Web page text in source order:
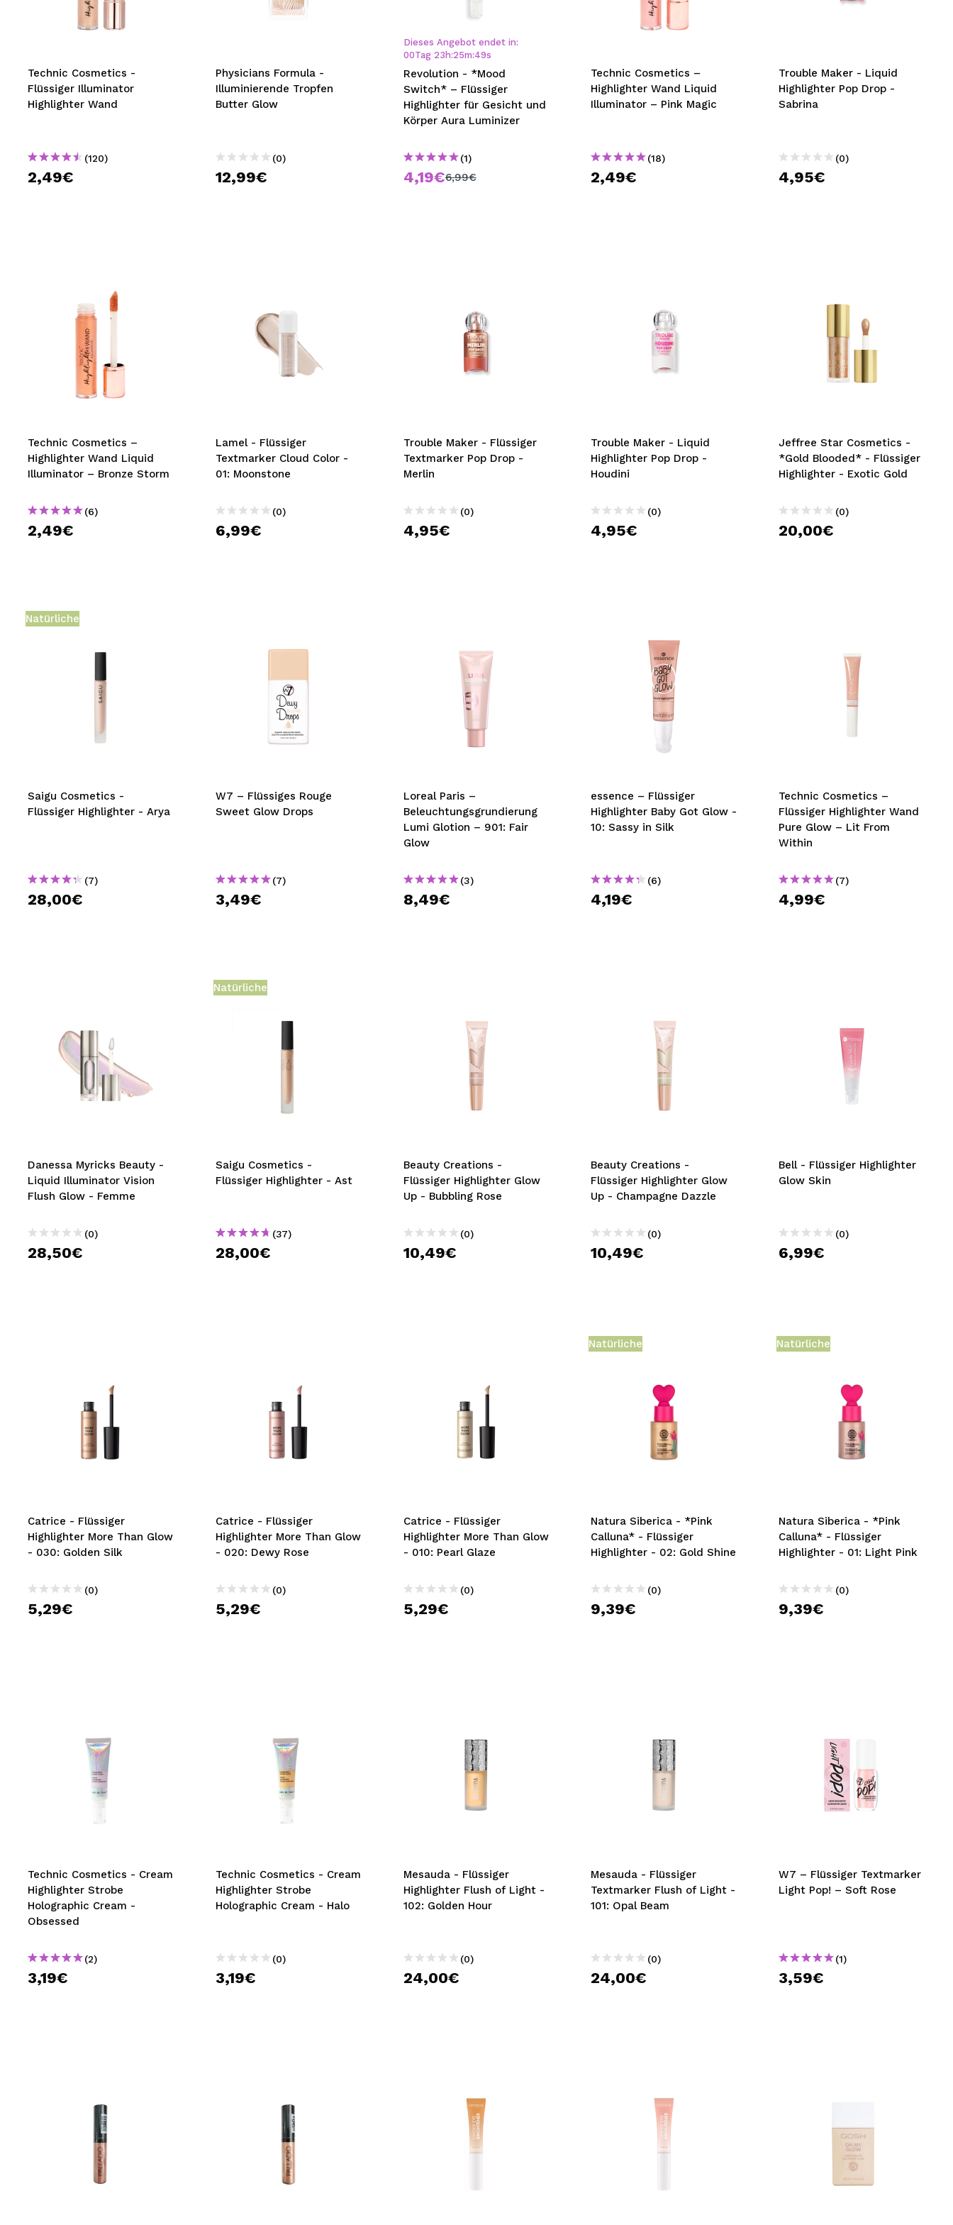
MAQUIFARMA
TRAVEL SIZE
NATURE
SPECIALS
OUTLET
bisherigen Vorgänge einsehen.
BENUTZERKONTO ERSTELLEN
Technic Cosmetics -
Flüssiger Illuminator
Highlighter Wand
(120)
2,49€
Physicians Formula -
Illuminierende Tropfen
Butter Glow
(0)
12,99€
Dieses Angebot endet in:
00Tag 23 h:25m:48s
Revolution - *Mood
Switch* – Flüssiger
Highlighter für Gesicht und
Körper Aura Luminizer
(1)
4,19€6,99€
Technic Cosmetics –
Highlighter Wand Liquid
Illuminator – Pink Magic
(18)
2,49€
Trouble Maker - Liquid
Highlighter Pop Drop -
Sabrina
(0)
4,95€
Technic Cosmetics –
Highlighter Wand Liquid
Illuminator – Bronze Storm
(6)
2,49€
Lamel - Flüssiger
Textmarker Cloud Color -
01: Moonstone
(0)
6,99€
Trouble Maker - Flüssiger
Textmarker Pop Drop -
Merlin
(0)
4,95€
Trouble Maker - Liquid
Highlighter Pop Drop -
Houdini
(0)
4,95€
Jeffree Star Cosmetics -
*Gold Blooded* - Flüssiger
Highlighter - Exotic Gold
(0)
20,00€
Natürliche
Saigu Cosmetics -
Flüssiger Highlighter - Arya
(7)
28,00€
W7 – Flüssiges Rouge
Sweet Glow Drops
(7)
3,49€
Loreal Paris –
Beleuchtungsgrundierung
Lumi Glotion – 901: Fair
Glow
(3)
8,49€
essence – Flüssiger
Highlighter Baby Got Glow -
10: Sassy in Silk
(6)
4,19€
Technic Cosmetics –
Flüssiger Highlighter Wand
Pure Glow – Lit From
Within
(7)
4,99€
Danessa Myricks Beauty -
Liquid Illuminator Vision
Flush Glow - Femme
(0)
28,50€
Natürliche
Saigu Cosmetics -
Flüssiger Highlighter - Ast
(37)
28,00€
Beauty Creations -
Flüssiger Highlighter Glow
Up - Bubbling Rose
(0)
10,49€
Beauty Creations -
Flüssiger Highlighter Glow
Up - Champagne Dazzle
(0)
10,49€
Bell - Flüssiger Highlighter
Glow Skin
(0)
6,99€
Catrice - Flüssiger
Highlighter More Than Glow
- 030: Golden Silk
(0)
5,29€
Catrice - Flüssiger
Highlighter More Than Glow
- 020: Dewy Rose
(0)
5,29€
Catrice - Flüssiger
Highlighter More Than Glow
- 010: Pearl Glaze
(0)
5,29€
Natürliche
Natura Siberica - *Pink
Calluna* - Flüssiger
Highlighter - 02: Gold Shine
(0)
9,39€
Natürliche
Natura Siberica - *Pink
Calluna* - Flüssiger
Highlighter - 01: Light Pink
(0)
9,39€
Technic Cosmetics - Cream
Highlighter Strobe
Holographic Cream -
Obsessed
(2)
3,19€
Technic Cosmetics - Cream
Highlighter Strobe
Holographic Cream - Halo
(0)
3,19€
Mesauda - Flüssiger
Highlighter Flush of Light -
102: Golden Hour
(0)
24,00€
Mesauda - Flüssiger
Textmarker Flush of Light -
101: Opal Beam
(0)
24,00€
W7 – Flüssiger Textmarker
Light Pop! – Soft Rose
(1)
3,59€